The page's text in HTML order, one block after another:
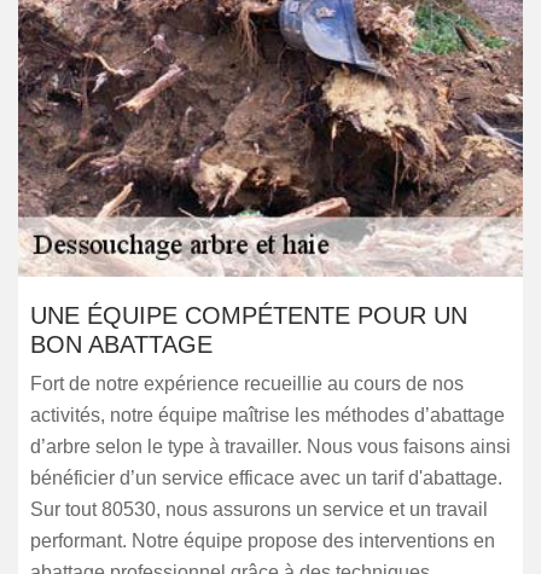
UNE ÉQUIPE COMPÉTENTE POUR UN
BON ABATTAGE
Fort de notre expérience recueillie au cours de nos
activités, notre équipe maîtrise les méthodes d’abattage
d’arbre selon le type à travailler. Nous vous faisons ainsi
bénéficier d’un service efficace avec un tarif d'abattage.
Sur tout 80530, nous assurons un service et un travail
performant. Notre équipe propose des interventions en